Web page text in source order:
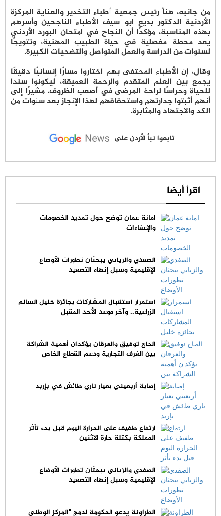
من جانبه، هنأ رئيس جمعية أطباء التخدير والعناية المركزة
الأردنية الدكتور بديع ابو سيف الأطباء الناجحين وأسرهم
بهذه المناسبة، مؤكدًا أن النجاح في امتحان البورد الأردني
يعد محطة مفصلية في حياة الطبيب المهنية، وتتويجًا
لسنوات من الدراسة والعمل المتواصل والتضحيات الكبيرة.
وقال، إن الأطباء المحتفى بهم اختاروا مسارًا إنسانيًا دقيقًا
يجمع بين العلم المتقدم والرحمة العميقة، ليكونوا سندا
للحياة وحراسًا لراحة المرضى في أصعب الظروف، مشيرًا إلى
أنهم أثبتوا جدارتهم واستحقاقهم لهذا الإنجاز بعد سنوات من
الكد والاجتهاد والمثابرة.
تابعوا نبأ الأردن على
اقرأ أيضا
امانة عمان توضح حول تمديد الخصومات
والإعفاءات
الصفدي والزياني يبحثان تطورات الأوضاع
الإقليمية وسبل إنهاء التصعيد
استمرار استقبال المشاركات بجائزة خليل السالم
الزراعية.. وآخر موعد الأحد المقبل
الحاج توفيق والعرقان يؤكدان أهمية الشراكة
بين الغرف التجارية ودعم القطاع الخاص
إصابة أربعيني بعيار ناري طائش في بإربد
ارتفاع طفيف على الحرارة اليوم قبل بدء تأثر
المملكة بكتلة حارة الاثنين
الصفدي والزياني يبحثان تطورات الأوضاع
الإقليمية وسبل إنهاء التصعيد
الطراونة يدعو الحكومة لدمج "المركز الوطني